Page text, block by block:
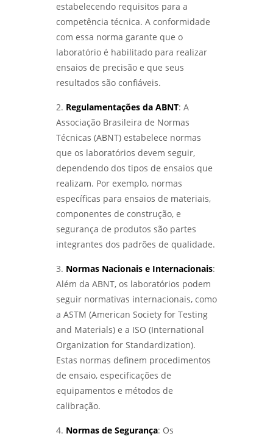
estabelecendo requisitos para a
competência técnica. A conformidade
com essa norma garante que o
laboratório é habilitado para realizar
ensaios de precisão e que seus
resultados são confiáveis.
2. Regulamentações da ABNT: A
Associação Brasileira de Normas
Técnicas (ABNT) estabelece normas
que os laboratórios devem seguir,
dependendo dos tipos de ensaios que
realizam. Por exemplo, normas
específicas para ensaios de materiais,
componentes de construção, e
segurança de produtos são partes
integrantes dos padrões de qualidade.
3. Normas Nacionais e Internacionais:
Além da ABNT, os laboratórios podem
seguir normativas internacionais, como
a ASTM (American Society for Testing
and Materials) e a ISO (International
Organization for Standardization).
Estas normas definem procedimentos
de ensaio, especificações de
equipamentos e métodos de
calibração.
4. Normas de Segurança: Os